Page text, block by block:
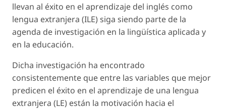
llevan al éxito en el aprendizaje del inglés como
lengua extranjera (ILE) siga siendo parte de la
agenda de investigación en la lingüística aplicada y
en la educación.
Dicha investigación ha encontrado
consistentemente que entre las variables que mejor
predicen el éxito en el aprendizaje de una lengua
extranjera (LE) están la motivación hacia el